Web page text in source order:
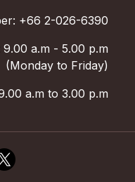
+66 2-026-6390
a.m - 5.00 p.m
(Monday to Friday)
a.m to 3.00 p.m